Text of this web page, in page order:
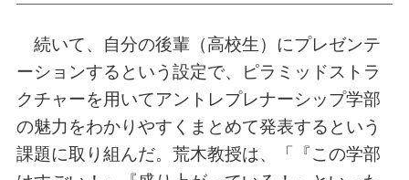
続いて、自分の後輩（高校生）にプレゼンテ
ーションするという設定で、ピラミッドストラ
クチャーを用いてアントレプレナーシップ学部
の魅力をわかりやすくまとめて発表するという
課題に取り組んだ。荒木教授は、「『この学部